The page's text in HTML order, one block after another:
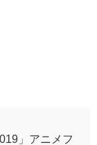
」アニメフ